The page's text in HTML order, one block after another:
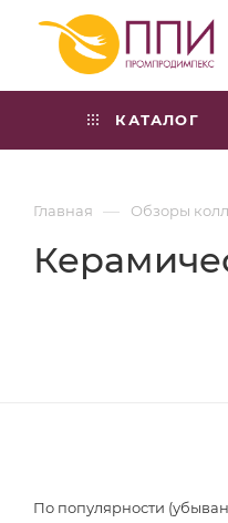
КАТАЛОГ
Главная — Обзоры
По популярности